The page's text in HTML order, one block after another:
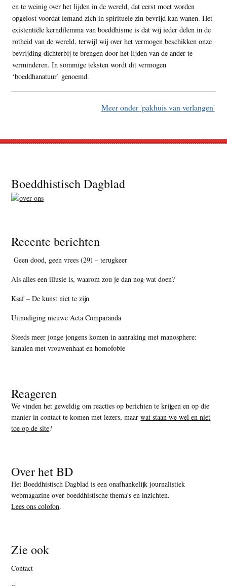
en te weinig over het lijden in de wereld, dat eerst moet worden
opgelost voordat iemand zich in spirituele zin bevrijd kan wanen. Het
existentiële kerndilemma van boeddhisme is dat wij ieder delen in de
rotheid van de wereld, terwijl wij over het vermogen beschikken onze
bevrijding dichterbij te brengen door het lijden van de ander te
verminderen. In sommige teksten wordt dit vermogen
‘boeddhanatuur’ genoemd.
Meer onder 'pakhuis van verlangen'
Footer
Boeddhistisch Dagblad
Recente berichten
Geen dood, geen vrees (29) – terugkeer
Als alles een illusie is, waarom zou je dan nog wat doen?
Ksaf – De kunst niet te zijn
Uitnodiging nieuwe Acta Comparanda
Steeds meer jonge jongens komen in aanraking met manosphere:
kanalen met vrouwenhaat en homofobie
Reageren
We vinden het geweldig om reacties op berichten te krijgen en op die
manier in contact te komen met lezers, maarwat staan we wel en niet
toe op de site?
Over het BD
Het Boeddhistisch Dagblad is een onafhankelijk journalistiek
webmagazine over boeddhistische thema’s en inzichten.
Lees ons colofon.
Zie ook
Contact